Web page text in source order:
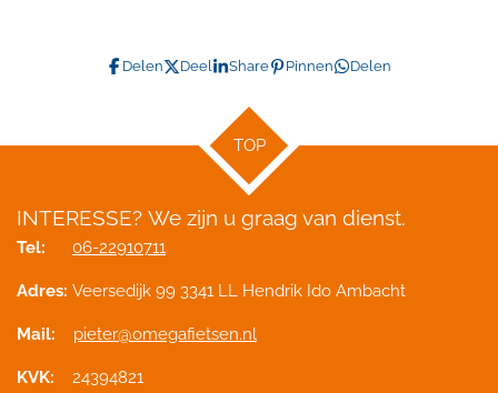
Delen Deel Share Pinnen Delen
TOP
INTERESSE? We zijn u graag van dienst.
Tel: 06-22910711
Adres: Veersedijk 99 3341 LL Hendrik Ido Ambacht
Mail: pieter@omegafietsen.nl
KVK: 24394821